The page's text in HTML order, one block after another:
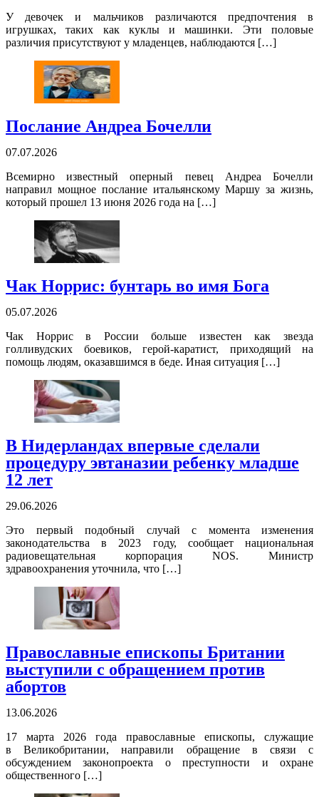
У девочек и мальчиков различаются предпочтения в
игрушках, таких как куклы и машинки. Эти половые
различия присутствуют у младенцев, наблюдаются […]
Послание Андреа Бочелли
07.07.2026
Всемирно известный оперный певец Андреа Бочелли
направил мощное послание итальянскому Маршу за жизнь,
который прошел 13 июня 2026 года на […]
Чак Норрис: бунтарь во имя Бога
05.07.2026
Чак Норрис в России больше известен как звезда
голливудских боевиков, герой-каратист, приходящий на
помощь людям, оказавшимся в беде. Иная ситуация […]
В Нидерландах впервые сделали
процедуру эвтаназии ребенку младше
12 лет
29.06.2026
Это первый подобный случай с момента изменения
законодательства в 2023 году, сообщает национальная
радиовещательная корпорация NOS. Министр
здравоохранения уточнила, что […]
Православные епископы Британии
выступили с обращением против
абортов
13.06.2026
17 марта 2026 года православные епископы, служащие
в Великобритании, направили обращение в связи с
обсуждением законопроекта о преступности и охране
общественного […]